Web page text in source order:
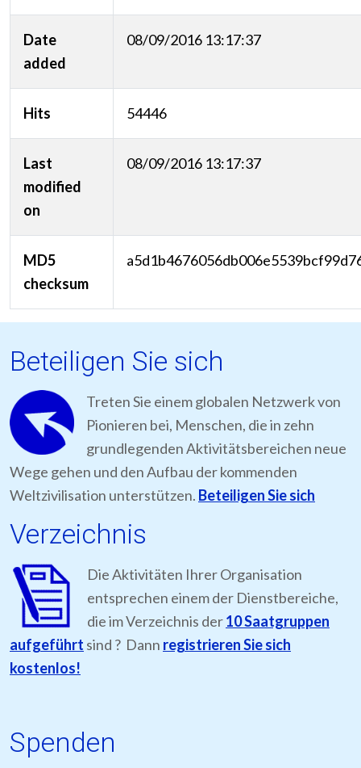
Date
added
08/09/2016 13:17:37
Hits 54446
Last
modified
on
08/09/2016 13:17:37
MD5
checksum
Beteiligen Sie sich
Treten Sie einem globalen Netzwerk von
Pionieren bei, Menschen, die in zehn
grundlegenden Aktivitätsbereichen neue
Wege gehen und den Aufbau der kommenden
Weltzivilisation unterstützen. Beteiligen Sie sich
Verzeichnis
Die Aktivitäten Ihrer Organisation
entsprechen einem der Dienstbereiche,
die im Verzeichnis der10 Saatgruppen
aufgeführt sind ? Dann registrieren Sie sich
kostenlos!
Spenden